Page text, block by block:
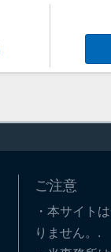
ご注意
・本サイト
りません。.